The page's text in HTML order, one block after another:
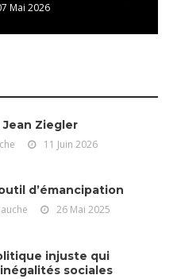
Mai 2026
Jean Ziegler
11 Juin 2026
d’émancipation
26 Mai 2025
injuste qui
sociales